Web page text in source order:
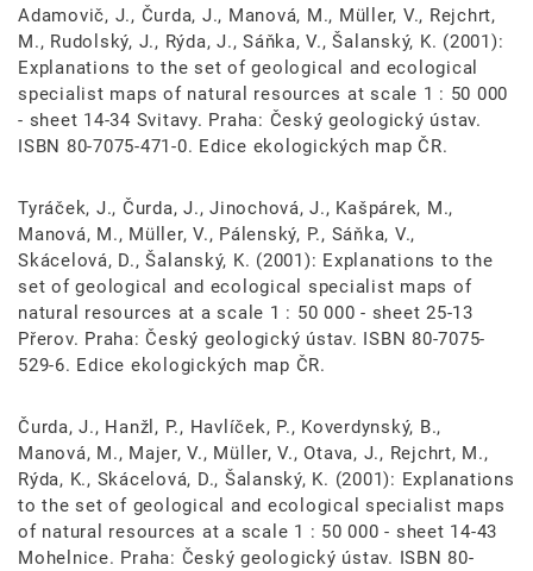
Adamovič, J., Čurda, J., Manová, M., Müller, V., Rejchrt,
M., Rudolský, J., Rýda, J., Sáňka, V., Šalanský, K. (2001):
Explanations to the set of geological and ecological
specialist maps of natural resources at scale 1 : 50 000
- sheet 14-34 Svitavy. Praha: Český geologický ústav.
ISBN 80-7075-471-0. Edice ekologických map ČR.
Tyráček, J., Čurda, J., Jinochová, J., Kašpárek, M.,
Manová, M., Müller, V., Pálenský, P., Sáňka, V.,
Skácelová, D., Šalanský, K. (2001): Explanations to the
set of geological and ecological specialist maps of
natural resources at a scale 1 : 50 000 - sheet 25-13
Přerov. Praha: Český geologický ústav. ISBN 80-7075-
529-6. Edice ekologických map ČR.
Čurda, J., Hanžl, P., Havlíček, P., Koverdynský, B.,
Manová, M., Majer, V., Müller, V., Otava, J., Rejchrt, M.,
Rýda, K., Skácelová, D., Šalanský, K. (2001): Explanations
to the set of geological and ecological specialist maps
of natural resources at a scale 1 : 50 000 - sheet 14-43
Mohelnice. Praha: Český geologický ústav. ISBN 80-